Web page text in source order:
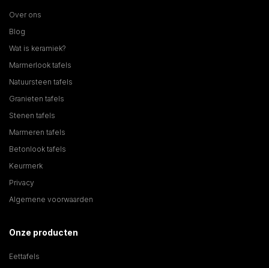
Over ons
Blog
Wat is keramiek?
Marmerlook tafels
Natuursteen tafels
Granieten tafels
Stenen tafels
Marmeren tafels
Betonlook tafels
Keurmerk
Privacy
Algemene voorwaarden
Onze producten
Eettafels